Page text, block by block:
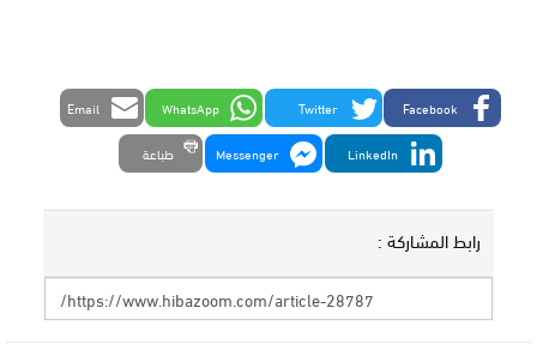
Facebook
Twitter
WhatsApp
Email
LinkedIn
Messenger طباعة
رابط المشاركة :